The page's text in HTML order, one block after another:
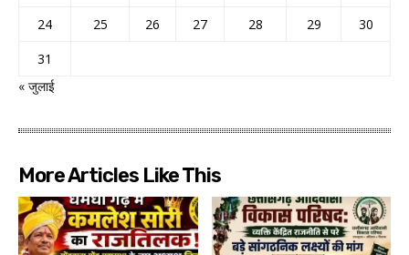
24
25 26 27 28 29
30
31
« जुलाई
More Articles Like This